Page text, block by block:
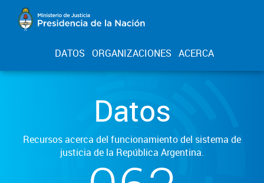
DATOS ORGANIZACIONES ACERCA
Datos
Recursos acerca del funcionamiento del sistema de
justicia de la República Argentina.